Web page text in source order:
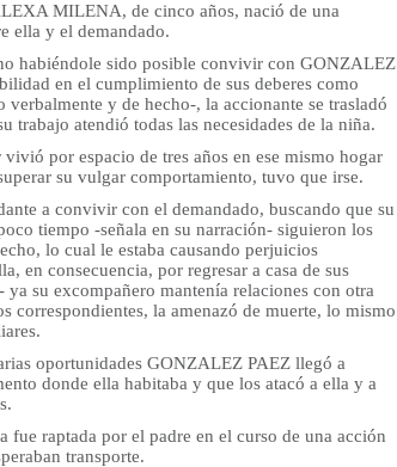
MILENA, de cinco años, nació de una
ella y el demandado.
habiéndole sido posible convivir con GONZALEZ
en el cumplimiento de sus deberes como
verbalmente y de hecho-, la accionante se trasladó
trabajo atendió todas las necesidades de la niña.
por espacio de tres años en ese mismo hogar
su vulgar comportamiento, tuvo que irse.
a convivir con el demandado, buscando que su
tiempo -señala en su narración- siguieron los
lo cual le estaba causando perjuicios
en consecuencia, por regresar a casa de sus
ya su excompañero mantenía relaciones con otra
correspondientes, la amenazó de muerte, lo mismo
oportunidades GONZALEZ PAEZ llegó a
donde ella habitaba y que los atacó a ella y a
fue raptada por el padre en el curso de una acción
transporte.